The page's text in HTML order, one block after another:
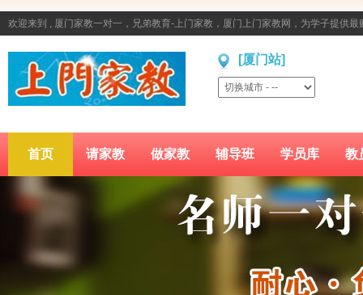
欢迎来到 , 厦门家教一对一，兄弟教育-上门家教，厦门上门家教网，为学子提供
[厦门站]
首页 请家教 做家教 辅导班 学员库 教